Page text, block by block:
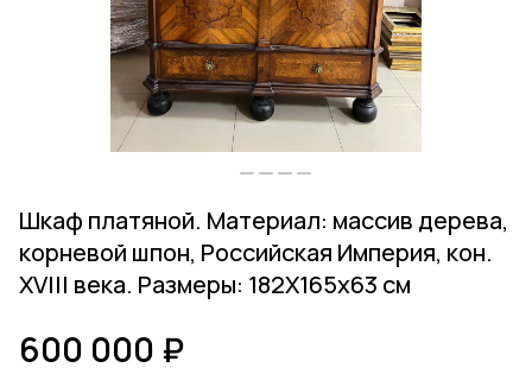
Шкаф платяной. Материал: массив дерева,
корневой шпон, Российская Империя, кон.
ХVIII века. Размеры: 182Х165х63 см
600 000 ₽